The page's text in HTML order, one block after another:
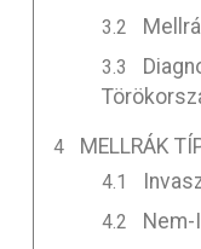
MELLRÁK